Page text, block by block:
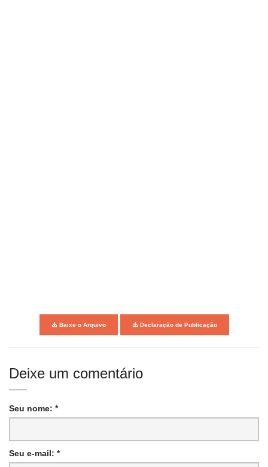
Baixe o Arquivo Declaração de Publicação
Deixe um comentário
Seu nome: *
Seu e-mail: *